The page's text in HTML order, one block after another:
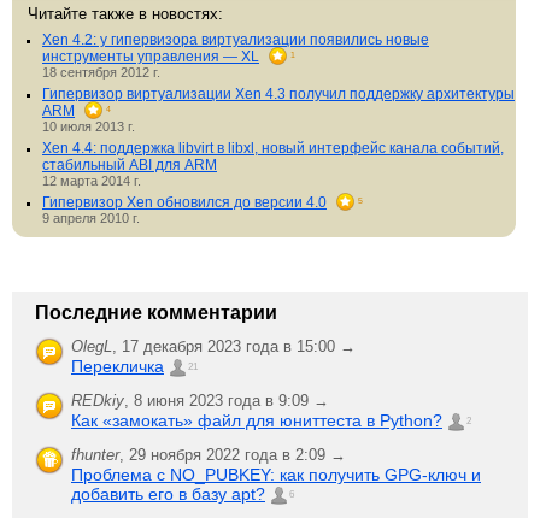
Читайте также в новостях:
Xen 4.2: у гипервизора виртуализации появились новые
инструменты управления — XL
1
18 сентября 2012 г.
Гипервизор виртуализации Xen 4.3 получил поддержку архитектуры
ARM
4
10 июля 2013 г.
Xen 4.4: поддержка libvirt в libxl, новый интерфейс канала событий,
стабильный ABI для ARM
12 марта 2014 г.
Гипервизор Xen обновился до версии 4.0 5
9 апреля 2010 г.
Последние комментарии
OlegL, 17 декабря 2023 года в 15:00 →
Перекличка 21
REDkiy, 8 июня 2023 года в 9:09 →
Как «замокать» файл для юниттеста в Python? 2
fhunter, 29 ноября 2022 года в 2:09 →
Проблема с NO_PUBKEY: как получить GPG-ключ и
добавить его в базу apt?
6